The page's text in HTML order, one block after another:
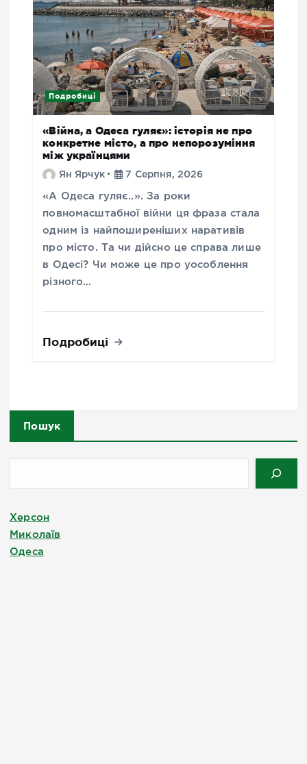
Подробиці
«Війна, а Одеса гуляє»: історія не про
конкретне місто, а про непорозуміння
між українцями
Ян Ярчук 7 Серпня, 2026
«А Одеса гуляє..». За роки
повномасштабної війни ця фраза стала
одним із найпоширеніших наративів
про місто. Та чи дійсно це справа лише
в Одесі? Чи може це про уособлення
різного…
Подробиці
Пошук
Херсон
Миколаїв
Одеса